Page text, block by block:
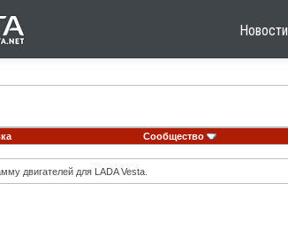
Новости
Сообщество
двигателей для LADA Vesta.